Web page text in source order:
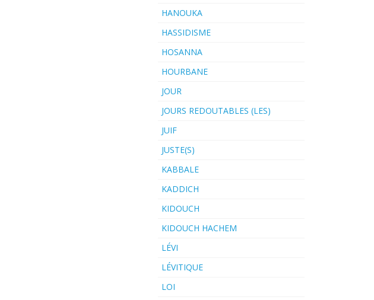
HANOUKA
HASSIDISME
HOSANNA
HOURBANE
JOUR
JOURS REDOUTABLES (LES)
JUIF
JUSTE(S)
KABBALE
KADDICH
KIDOUCH
KIDOUCH HACHEM
LÉVI
LÉVITIQUE
LOI